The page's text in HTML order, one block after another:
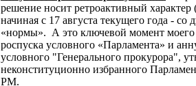
решение носит ретроактивный характер
начиная с 17 августа текущего года -
«нормы». А это ключевой момент моего
роспуска условного «Парламента» и
условного "Генерального прокурора",
неконституционно избранного
РМ.